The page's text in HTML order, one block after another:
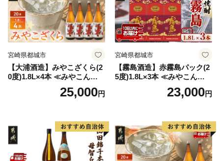
宮崎県都城市
【大浦酒造】みやこざくら(2
0度)1.8L×4本 ≪みやこんじょ
特急便≫_AD-077125,000円
宮崎県都城市
【霧島酒造】赤霧島パック(2
5度)1.8L×3本 ≪みやこんじょ
特急便≫_23-07-K03P-1800-3
23,000円